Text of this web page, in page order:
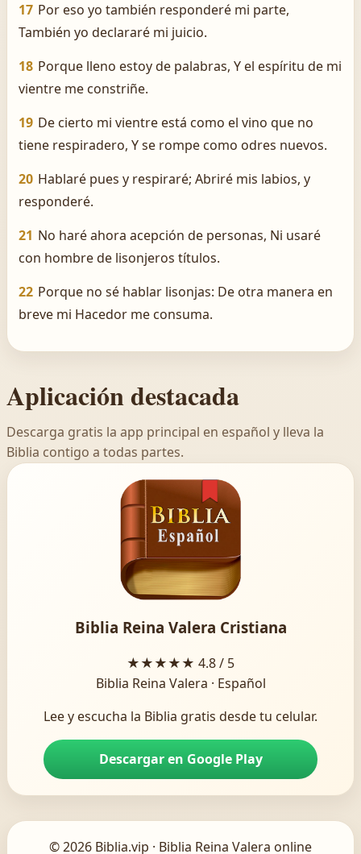
17 Por eso yo también responderé mi parte,
También yo declararé mi juicio.
18 Porque lleno estoy de palabras, Y el espíritu de mi
vientre me constriñe.
19 De cierto mi vientre está como el vino que no
tiene respiradero, Y se rompe como odres nuevos.
20 Hablaré pues y respiraré; Abriré mis labios, y
responderé.
21 No haré ahora acepción de personas, Ni usaré
con hombre de lisonjeros títulos.
22 Porque no sé hablar lisonjas: De otra manera en
breve mi Hacedor me consuma.
Aplicación destacada
Descarga gratis la app principal en español y lleva la
Biblia contigo a todas partes.
Biblia Reina Valera Cristiana
★★★★★ 4.8 / 5
Biblia Reina Valera · Español
Lee y escucha la Biblia gratis desde tu celular.
Descargar en Google Play
© 2026 Biblia.vip · Biblia Reina Valera online